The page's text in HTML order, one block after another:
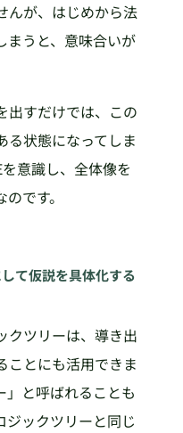
んが、はじめから法
まうと、意味合いが
出すだけでは、この
る状態になってしま
意識し、全体像を
です。
て仮説を具体化する
クツリーは、導き出
ことにも活用できま
」と呼ばれることも
ジックツリーと同じ